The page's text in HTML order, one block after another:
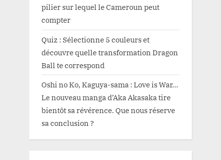
pilier sur lequel le Cameroun peut
compter
Quiz : Sélectionne 5 couleurs et
découvre quelle transformation Dragon
Ball te correspond
Oshi no Ko, Kaguya-sama : Love is War…
Le nouveau manga d’Aka Akasaka tire
bientôt sa révérence. Que nous réserve
sa conclusion ?